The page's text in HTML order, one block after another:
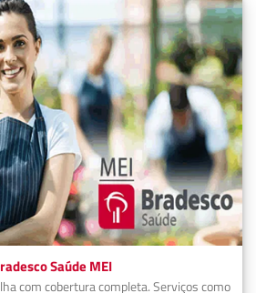
Saúde MEI
com cobertura completa. Serviços como